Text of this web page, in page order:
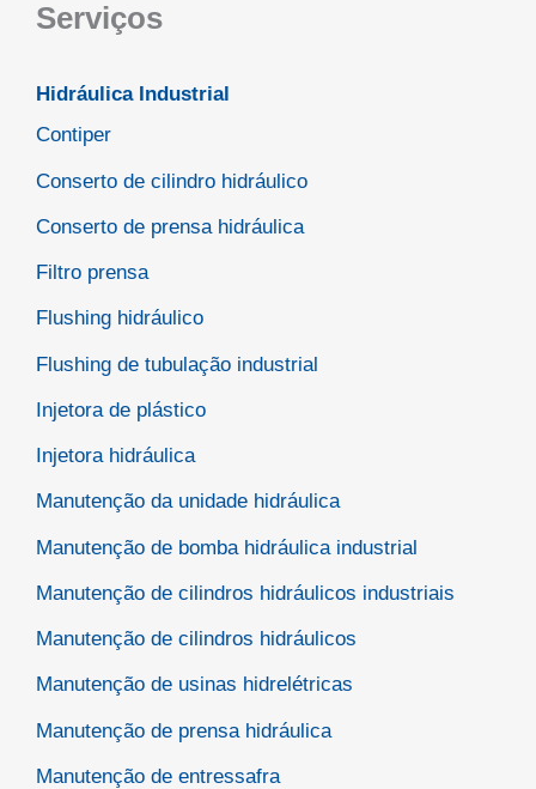
Serviços
Hidráulica Industrial
Contiper
Conserto de cilindro hidráulico
Conserto de prensa hidráulica
Filtro prensa
Flushing hidráulico
Flushing de tubulação industrial
Injetora de plástico
Injetora hidráulica
Manutenção da unidade hidráulica
Manutenção de bomba hidráulica industrial
Manutenção de cilindros hidráulicos industriais
Manutenção de cilindros hidráulicos
Manutenção de usinas hidrelétricas
Manutenção de prensa hidráulica
Manutenção de entressafra